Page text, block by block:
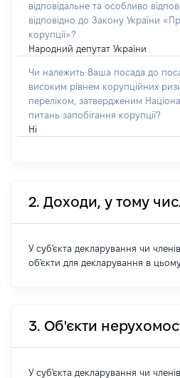
відповідальне та особливо
відповідно до Закону України
корупції»?
Народний депутат України
Чи належить Ваша посада до
високим рівнем корупційних
переліком, затвердженим
питань запобігання корупції?
Ні
2. Доходи, у тому
У суб'єкта декларування чи членів
об'єкти для декларування в цьому
3. Об'єкти
У суб'єкта декларування чи членів